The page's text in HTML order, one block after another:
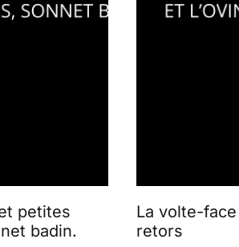
petites
badin.
La volte-face
retors